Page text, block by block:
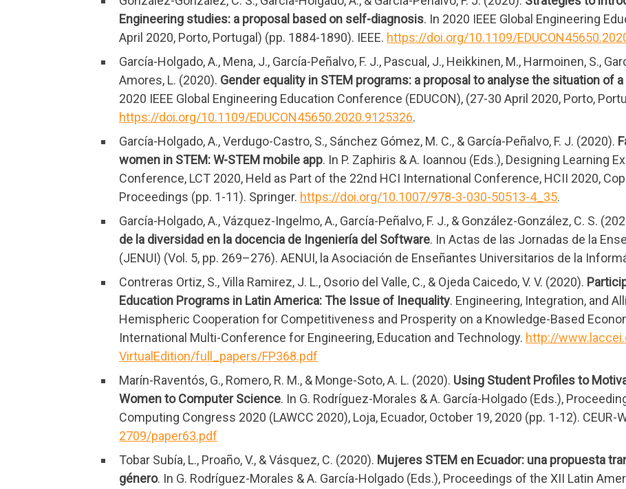
Engineering studies: a proposal based on self-diagnosis. In 2020 IEEE Global Engineering
April 2020, Porto, Portugal) (pp. 1884-1890). IEEE. https://doi.org/10.1109/
García-Holgado, A., Mena, J., García-Peñalvo, F. J., Pascual, J., Heikkinen, M., Harmoinen, S.,
Amores, L. (2020). Gender equality in STEM programs: a proposal to analyse the situation of
2020 IEEE Global Engineering Education Conference (EDUCON), (27-30 April 2020, Porto,
https://doi.org/10.1109/EDUCON45650.2020.9125326.
García-Holgado, A., Verdugo-Castro, S., Sánchez Gómez, M. C., & García-Peñalvo, F. J. (2020).
women in STEM: W-STEM mobile app. In P. Zaphiris & A. Ioannou (Eds.), Designing Learning
Conference, LCT 2020, Held as Part of the 22nd HCI International Conference, HCII 2020,
Proceedings (pp. 1-11). Springer. https://doi.org/10.1007/978-3-030-50513-4_35.
García-Holgado, A., Vázquez-Ingelmo, A., García-Peñalvo, F. J., & González-González, C. S.
de la diversidad en la docencia de Ingeniería del Software. In Actas de las Jornadas de la
(JENUI) (Vol. 5, pp. 269–276). AENUI, la Asociación de Enseñantes Universitarios de la
Contreras Ortiz, S., Villa Ramirez, J. L., Osorio del Valle, C., & Ojeda Caicedo, V. V. (2020).
Education Programs in Latin America: The Issue of Inequality. Engineering, Integration, and
Hemispheric Cooperation for Competitiveness and Prosperity on a Knowledge-Based
International Multi-Conference for Engineering, Education and Technology. http://
VirtualEdition/full_papers/FP368.pdf
Marín-Raventós, G., Romero, R. M., & Monge-Soto, A. L. (2020). Using Student Profiles to
Women to Computer Science. In G. Rodríguez-Morales & A. García-Holgado (Eds.),
Computing Congress 2020 (LAWCC 2020), Loja, Ecuador, October 19, 2020 (pp. 1-12). CEUR-
2709/paper63.pdf
Tobar Subía, L., Proaño, V., & Vásquez, C. (2020). Mujeres STEM en Ecuador: una propuesta
género. In G. Rodríguez-Morales & A. García-Holgado (Eds.), Proceedings of the XII Latin